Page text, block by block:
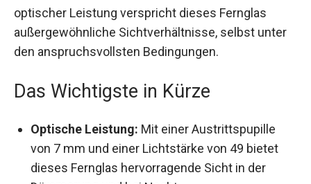
Mit einer robusten Bauweise und
beeindruckender optischer Leistung verspricht
dieses Fernglas außergewöhnliche
anspruchsvollsten Bedingungen.
Das Wichtigste in Kürze
Optische Leistung:Mit einer Austrittspupille